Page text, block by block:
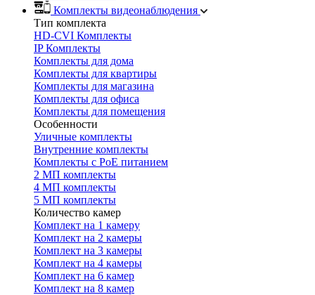
Комплекты видеонаблюдения
Тип комплекта
HD-CVI Комплекты
IP Комплекты
Комплекты для дома
Комплекты для квартиры
Комплекты для магазина
Комплекты для офиса
Комплекты для помещения
Особенности
Уличные комплекты
Внутренние комплекты
Комплекты с PoE питанием
2 МП комплекты
4 МП комплекты
5 МП комплекты
Количество камер
Комплект на 1 камеру
Комплект на 2 камеры
Комплект на 3 камеры
Комплект на 4 камеры
Комплект на 6 камер
Комплект на 8 камер